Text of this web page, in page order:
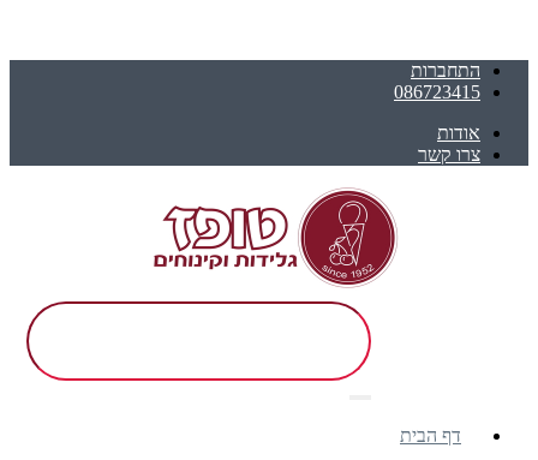
התחברות
086723415
אודות
צרו קשר
דף הבית